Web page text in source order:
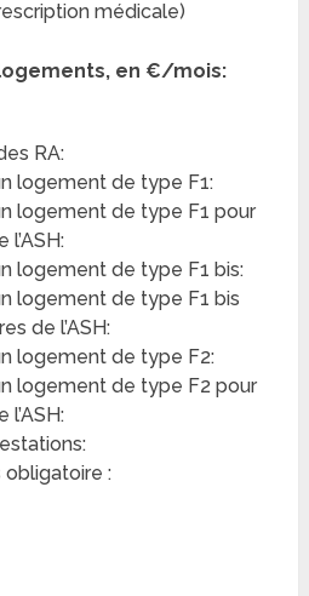
médicale)
en €/mois:
RA:
logement de type F1:
logement de type F1 pour
logement de type F1 bis:
logement de type F1 bis
de l’ASH:
logement de type F2:
logement de type F2 pour
: